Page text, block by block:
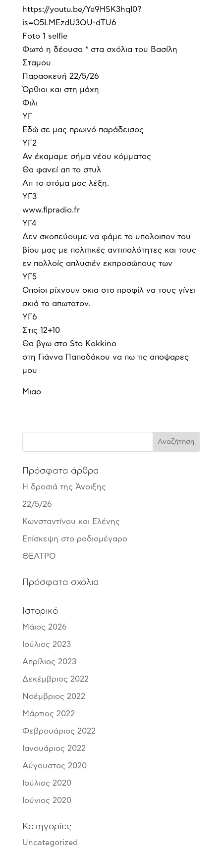
https://youtu.be/Ye9HSK3hqI0?
is=O5LMEzdU3QU-dTU6
Foto 1 selfie
Φωτό η δέουσα * στα σχόλια του Βασίλη
Σταμου
Παρασκευή 22/5/26
Όρθιοι και στη μάχη
Φιλι
ΥΓ
Εδώ σε μας πρωινό παράδεισος
ΥΓ2
Αν έκαμαμε σήμα νέου κόμματος
Θα φανεί απ το στυλ
Απ το στόμα μας λέξη.
ΥΓ3
www.fipradio.fr
ΥΓ4
Δεν σκοπεύουμε να φάμε το υπολοιπον του
βίου μας με πολιτικές αντιπαλότητες και τους
εν πολλοίς απλυσιέν εκπροσώπους των
ΥΓ5
Οποίοι ρίχνουν σκια στο προφίλ να τους γίνει
σκιά το απωτατον.
ΥΓ6
Στις 12+10
Θα βγω στο Sto Kokkino
στη Γιάννα Παπαδάκου να πω τις αποψαρες
μου
Μιαο
Πρόσφατα άρθρα
Η δροσιά της Άνοιξης
22/5/26
Κωνσταντίνου και Ελένης
Επίσκεψη στο ραδιομέγαρο
ΘΕΑΤΡΟ
Πρόσφατα σχόλια
Ιστορικό
Μάιος 2026
Ιούλιος 2023
Απρίλιος 2023
Δεκέμβριος 2022
Νοέμβριος 2022
Μάρτιος 2022
Φεβρουάριος 2022
Ιανουάριος 2022
Αύγουστος 2020
Ιούλιος 2020
Ιούνιος 2020
Kατηγορίες
Uncategorized